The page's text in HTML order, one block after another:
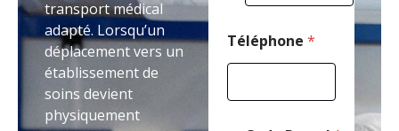
transport médical
adapté. Lorsqu’un
déplacement vers un
établissement de
soins devient
physiquement
Téléphone *